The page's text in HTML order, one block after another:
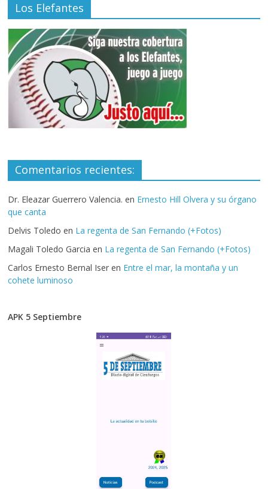
Los Elefantes
Comentarios recientes:
Dr. Eleazar Guerrero Valencia. en Ernesto Hill Olvera y su órgano
que canta
Delvis Toledo en La regenta de San Fernando (+Fotos)
Magali Toledo Garcia en La regenta de San Fernando (+Fotos)
Carlos Ernesto Bernal Iser en Entre el mar, la montaña y un
cohete luminoso
APK 5 Septiembre